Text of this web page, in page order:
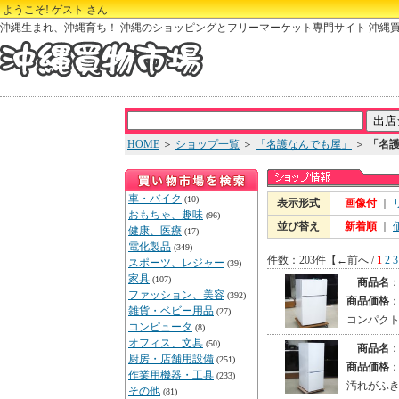
ようこそ! ゲスト さん
沖縄生まれ、沖縄育ち！ 沖縄のショッピングとフリーマーケット専門サイト 沖縄
HOME ＞ ショップ一覧 ＞ 「名護なんでも屋」 ＞ 「名
車・バイク (10)
おもちゃ、趣味 (96)
健康、医療 (17)
電化製品 (349)
スポーツ、レジャー (39)
家具 (107)
ファッション、美容 (392)
雑貨・ベビー用品 (27)
コンピュータ (8)
オフィス、文具 (50)
厨房・店舗用設備 (251)
作業用機器・工具 (233)
その他 (81)
表示形式 画像付｜
並び替え
新着順
件数：203件【←前へ / 1 2 3
商品名 ：
商品価格 ：
コンパク
商品名 ：
商品価格 ：
汚れがふ